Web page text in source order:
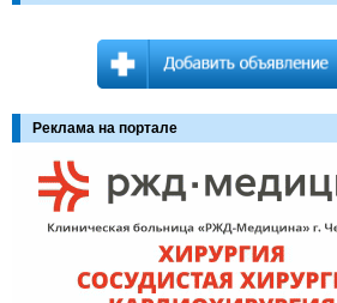
Реклама на портале